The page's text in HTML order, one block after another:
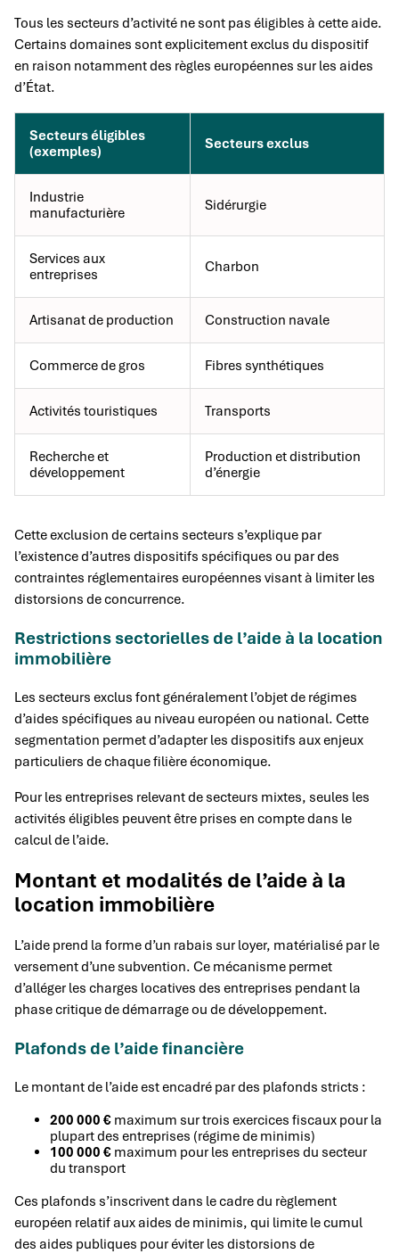
Tous les secteurs d’activité ne sont pas éligibles à cette aide.
Certains domaines sont explicitement exclus du dispositif
en raison notamment des règles européennes sur les aides
d’État.
Secteurs éligibles
(exemples)
Secteurs exclus
Industrie
manufacturière
Sidérurgie
Services aux
entreprises
Charbon
Artisanat de production Construction navale
Commerce de gros Fibres synthétiques
Activités touristiques Transports
Recherche et
développement
Production et distribution
d’énergie
Cette exclusion de certains secteurs s’explique par
l’existence d’autres dispositifs spécifiques ou par des
contraintes réglementaires européennes visant à limiter les
distorsions de concurrence.
Restrictions sectorielles de l’aide à la location
immobilière
Les secteurs exclus font généralement l’objet de régimes
d’aides spécifiques au niveau européen ou national. Cette
segmentation permet d’adapter les dispositifs aux enjeux
particuliers de chaque filière économique.
Pour les entreprises relevant de secteurs mixtes, seules les
activités éligibles peuvent être prises en compte dans le
calcul de l’aide.
Montant et modalités de l’aide à la
location immobilière
L’aide prend la forme d’un rabais sur loyer, matérialisé par le
versement d’une subvention. Ce mécanisme permet
d’alléger les charges locatives des entreprises pendant la
phase critique de démarrage ou de développement.
Plafonds de l’aide financière
Le montant de l’aide est encadré par des plafonds stricts :
200 000 € maximum sur trois exercices fiscaux pour la
plupart des entreprises (régime de minimis)
100 000 € maximum pour les entreprises du secteur
du transport
Ces plafonds s’inscrivent dans le cadre du règlement
européen relatif aux aides de minimis, qui limite le cumul
des aides publiques pour éviter les distorsions de